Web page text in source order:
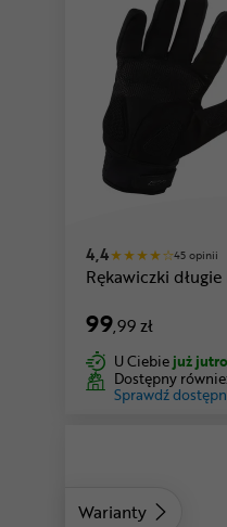
4,4 45 opinii
Rękawiczki
99,99 zł
U Ciebie już
Dostępny
Sprawdź
Warianty